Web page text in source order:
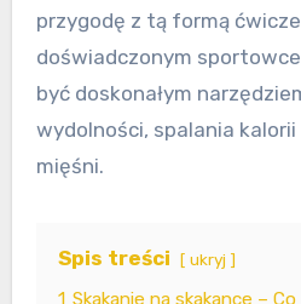
przygodę z tą formą
doświadczonym
być doskonałym
wydolności, spalania
mięśni.
Spis treści ukryj